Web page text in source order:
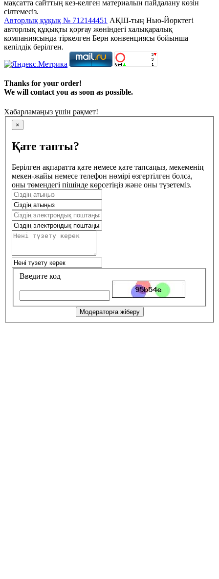
мақсатта сайттың кез-келген материалын пайдалану көзін
сілтемесіз.
Авторлық құқық № 712144451 АҚШ-тың Нью-Йорктегі
авторлық құқықты қорғау жөніндегі халықаралық
компаниясында тіркелген Берн конвенциясы бойынша
кепілдік берілген.
Thanks for your order!
We will contact you as soon as possible.
Хабарламаңыз үшін рақмет!
×
Қате тапты?
Берілген ақпаратта қате немесе қате тапсаңыз, мекеменің
мекен-жайы немесе телефон нөмірі өзгертілген болса,
оны төмендегі пішінде көрсетіңіз және оны түзетеміз.
Введите код
Модераторға жіберу